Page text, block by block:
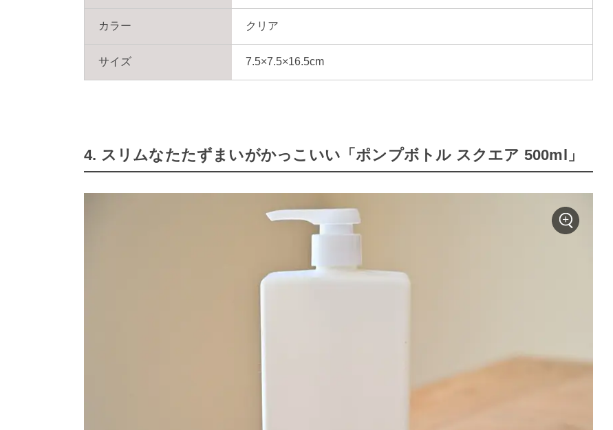
カラー クリア
サイズ 7.5×7.5×16.5cm
4. スリムなたたずまいがかっこいい「ポンプボトル スクエア 500ml」